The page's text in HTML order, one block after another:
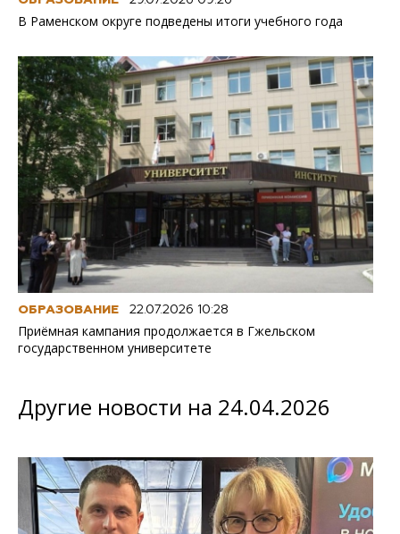
В Раменском округе подведены итоги учебного года
ОБРАЗОВАНИЕ 22.07.2026 10:28
Приёмная кампания продолжается в Гжельском
государственном университете
Другие новости на 24.04.2026